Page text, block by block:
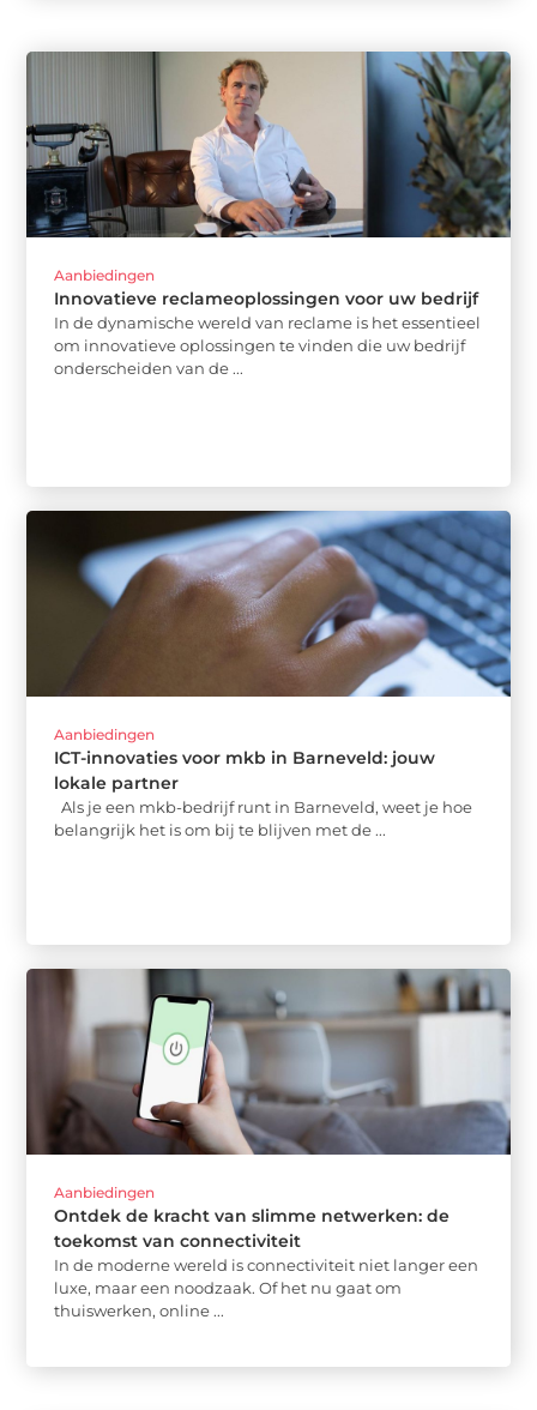
Aanbiedingen
Innovatieve reclameoplossingen voor uw bedrijf
In de dynamische wereld van reclame is het essentieel
om innovatieve oplossingen te vinden die uw bedrijf
onderscheiden van de ...
Aanbiedingen
ICT-innovaties voor mkb in Barneveld: jouw
lokale partner
Als je een mkb-bedrijf runt in Barneveld, weet je hoe
belangrijk het is om bij te blijven met de ...
Aanbiedingen
Ontdek de kracht van slimme netwerken: de
toekomst van connectiviteit
In de moderne wereld is connectiviteit niet langer een
luxe, maar een noodzaak. Of het nu gaat om
thuiswerken, online ...